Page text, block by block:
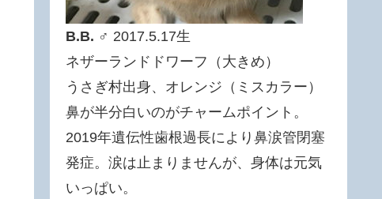
B.B. ♂ 2017.5.17生
ネザーランドドワーフ（大きめ）
うさぎ村出身、オレンジ（ミスカラー）
鼻が半分白いのがチャームポイント。
2019年遺伝性歯根過長により鼻涙管閉塞
発症。涙は止まりませんが、身体は元気
いっぱい。